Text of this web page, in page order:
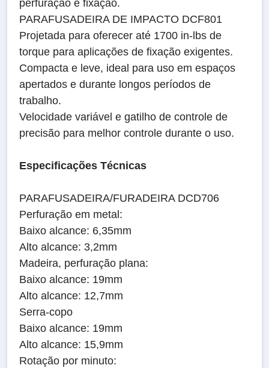
perfuração e fixação.
PARAFUSADEIRA DE IMPACTO DCF801
Projetada para oferecer até 1700 in-lbs de
torque para aplicações de fixação exigentes.
Compacta e leve, ideal para uso em espaços
apertados e durante longos períodos de
trabalho.
Velocidade variável e gatilho de controle de
precisão para melhor controle durante o uso.
Especificações Técnicas
PARAFUSADEIRA/FURADEIRA DCD706
Perfuração em metal:
Baixo alcance: 6,35mm
Alto alcance: 3,2mm
Madeira, perfuração plana:
Baixo alcance: 19mm
Alto alcance: 12,7mm
Serra-copo
Baixo alcance: 19mm
Alto alcance: 15,9mm
Rotação por minuto: